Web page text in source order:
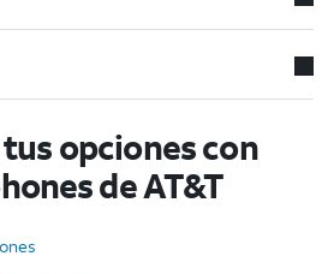
opciones con
de AT&T